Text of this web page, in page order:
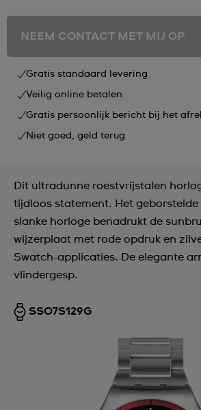
NEEM CONTACT MET MIJ OP
Gratis standaard levering
Veilig online betalen
Gratis persoonlijk bericht bij het
Niet goed, geld terug
Dit ultradunne roestvrijstalen
tijdloos statement. Het
slanke horloge benadrukt de
wijzerplaat met rode opdruk en
Swatch-applicaties. De elegante
vlindergesp.
SS07S129G